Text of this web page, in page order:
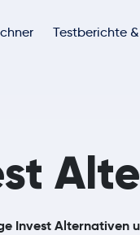
Testberichte
Invest Alternativen